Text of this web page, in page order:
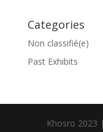
Categories
Non classifié(e)
Past Exhibits
Khosro 2023 |